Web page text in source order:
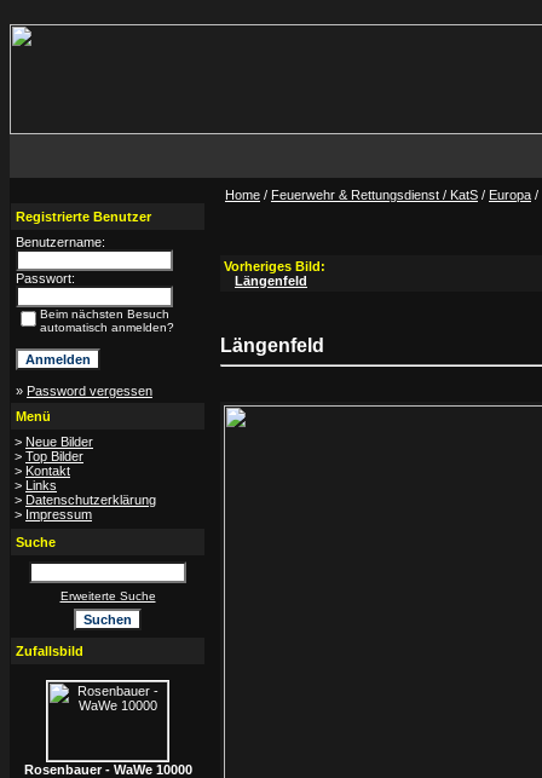
Registrierte Benutzer
Benutzername:
Passwort:
Beim nächsten Besuch
automatisch anmelden?
» Password vergessen
Menü
> Neue Bilder
> Top Bilder
> Kontakt
> Links
> Datenschutzerklärung
> Impressum
Suche
Erweiterte Suche
Zufallsbild
Rosenbauer - WaWe 10000
Home / Feuerwehr & Rettungsdienst / KatS / Europa /
Vorheriges Bild:
Längenfeld
Längenfeld